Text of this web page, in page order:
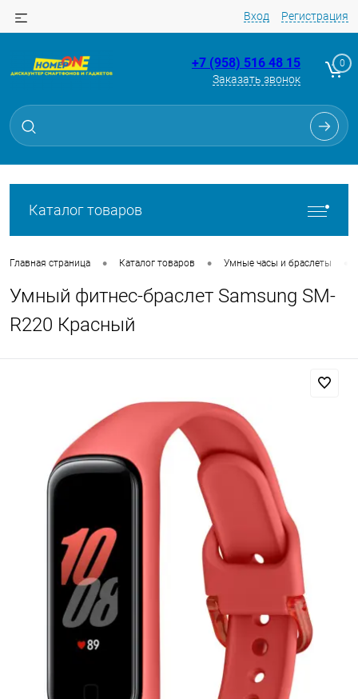
Вход Регистрация
+7 (958) 516 48 15
Заказать звонок
0
Каталог товаров
Главная страница • Каталог товаров • Умные часы и браслеты
Умный фитнес-браслет Samsung SM-
R220 Красный
Для клиентов всех банков
Разбейте
без переплат
Сегодня
Оплачивайте сегодня только
25% картой любого банка
Получайте товар
выбранный способом
Оставшиеся
списываться
с вашей карты
25%